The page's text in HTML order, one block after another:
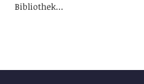
Bibliothek…